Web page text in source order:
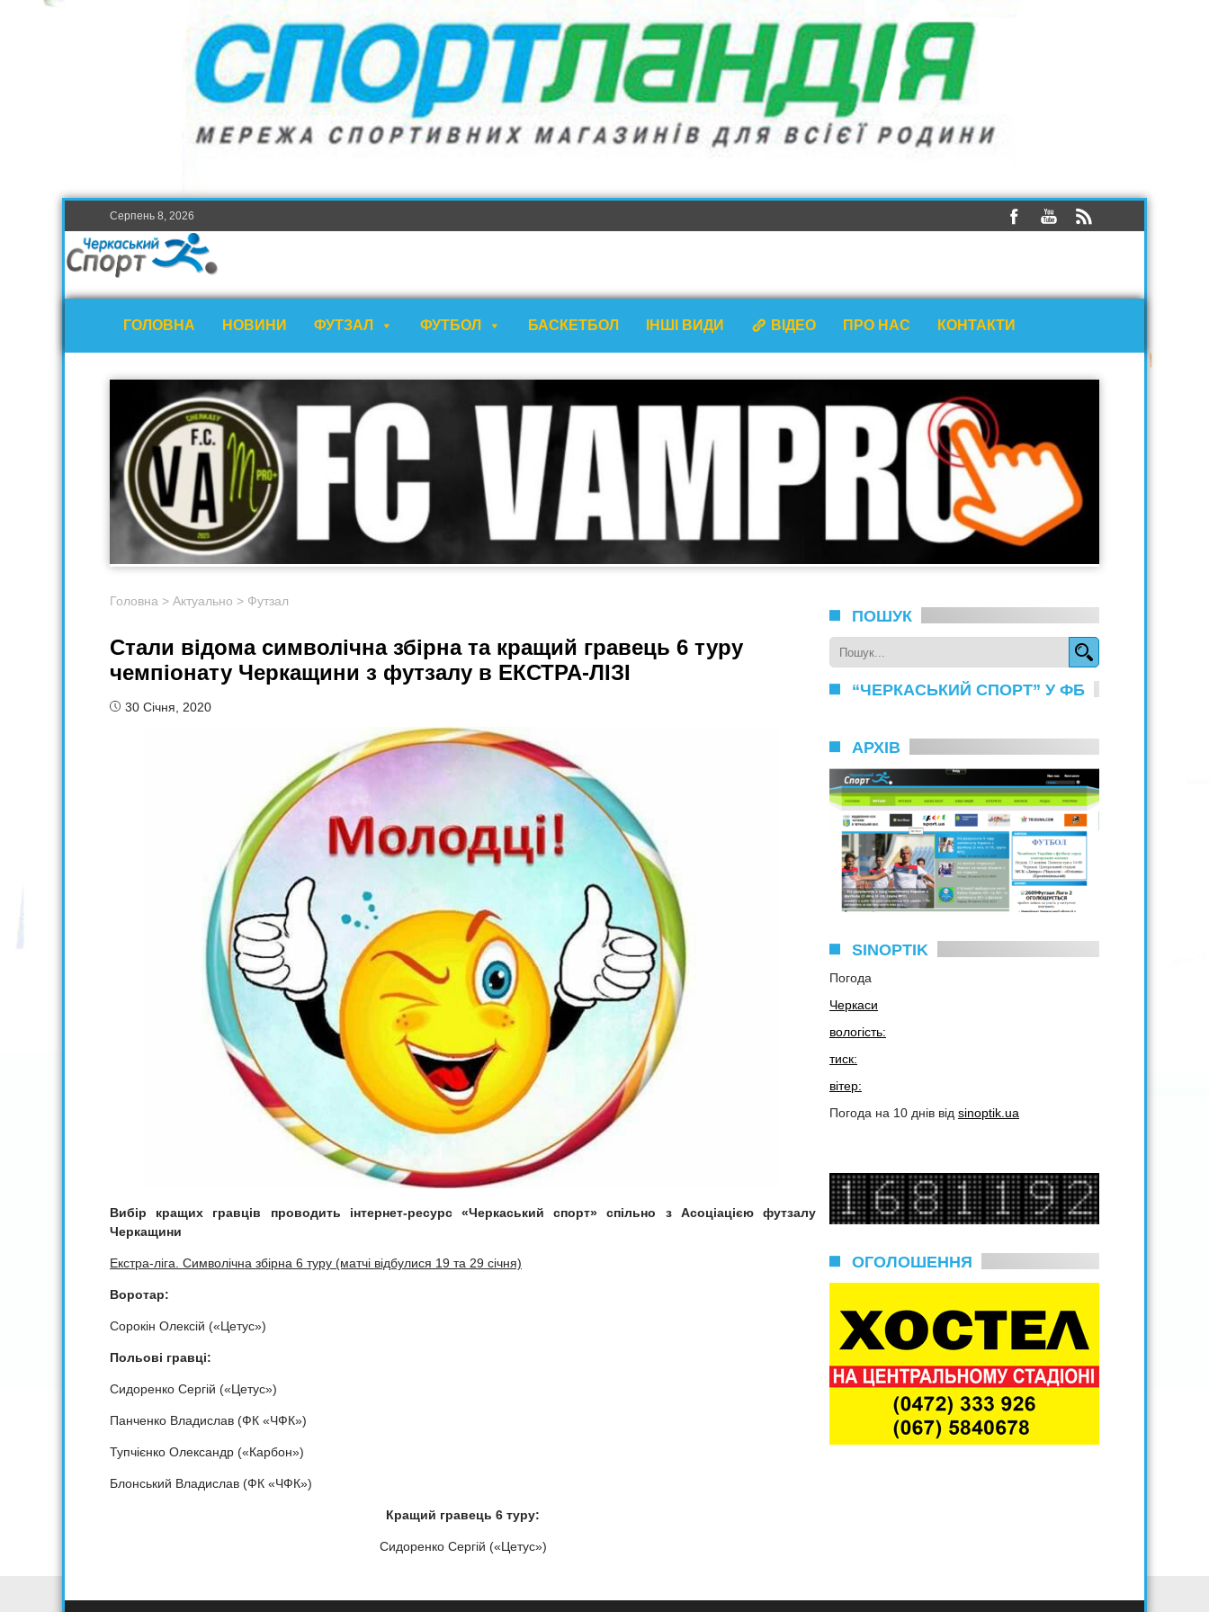
Серпень 8, 2026
ГОЛОВНА НОВИНИ ФУТЗАЛ ФУТБОЛ БАСКЕТБОЛ ІНШІ ВИДИ ВІДЕО ПРО НАС КОНТАКТИ
Головна > Актуально > Футзал
Стали відома символічна збірна та кращий гравець 6 туру
чемпіонату Черкащини з футзалу в ЕКСТРА-ЛІЗІ
30 Січня, 2020
Вибір кращих гравців проводить інтернет-ресурс «Черкаський спорт» спільно з Асоціацією футзалу
Черкащини
Екстра-ліга. Символічна збірна 6 туру (матчі відбулися 19 та 29 січня)
Воротар:
Сорокін Олексій («Цетус»)
Польові гравці:
Сидоренко Сергій («Цетус»)
Панченко Владислав (ФК «ЧФК»)
Тупчієнко Олександр («Карбон»)
Блонський Владислав (ФК «ЧФК»)
Кращий гравець 6 туру:
Сидоренко Сергій («Цетус»)
ПОШУК
“ЧЕРКАСЬКИЙ СПОРТ” У ФБ
АРХІВ
SINOPTIK
Погода
Черкаси
вологість:
тиск:
вітер:
Погода на 10 днів від sinoptik.ua
ОГОЛОШЕННЯ